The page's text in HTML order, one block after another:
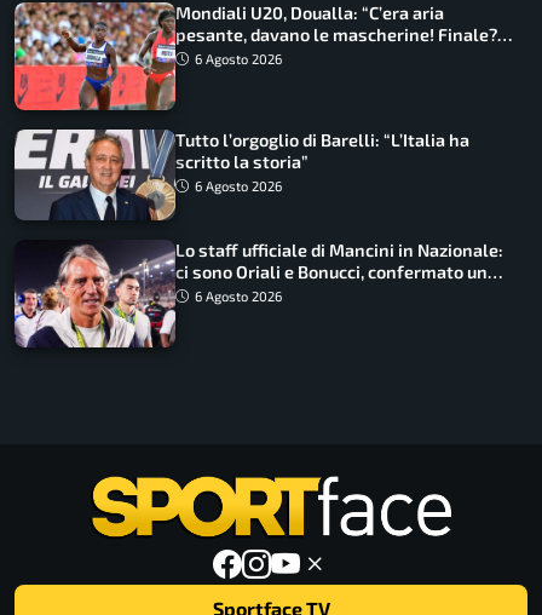
Mondiali U20, Doualla: “C’era aria
pesante, davano le mascherine! Finale?
Non ho nulla da perdere”
6 Agosto 2026
Tutto l’orgoglio di Barelli: “L’Italia ha
scritto la storia”
6 Agosto 2026
Lo staff ufficiale di Mancini in Nazionale:
ci sono Oriali e Bonucci, confermato un
ritorno
6 Agosto 2026
Sportface TV